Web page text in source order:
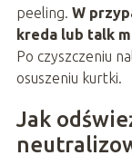
peeling. W
kreda lub talk
Po czyszczeniu
osuszeniu kurtki.
Jak